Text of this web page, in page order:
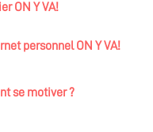
ON Y VA!
personnel ON Y VA!
se motiver ?